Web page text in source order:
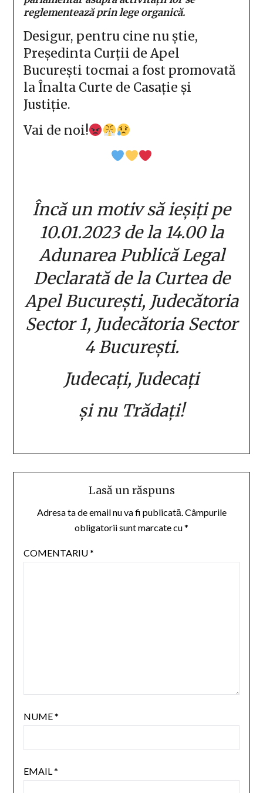
reglementează prin lege organică.
Desigur, pentru cine nu știe,
Președinta Curții de Apel
București tocmai a fost promovată
la Înalta Curte de Casație și
Justiție.
Vai de noi!
Încă un motiv să ieșiți pe
10.01.2023 de la 14.00 la
Adunarea Publică Legal
Declarată de la Curtea de
Apel București, Judecătoria
Sector 1, Judecătoria Sector
4 București.
Judecați, Judecați
și nu Trădați!
Lasă un răspuns
Adresa ta de email nu va fi publicată. Câmpurile
obligatorii sunt marcate cu*
COMENTARIU*
NUME*
EMAIL *